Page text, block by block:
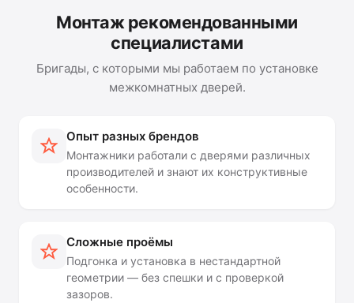
Монтаж рекомендованными
специалистами
Бригады, с которыми мы работаем по установке
межкомнатных дверей.
Опыт разных брендов
Монтажники работали с дверями различных
производителей и знают их конструктивные
особенности.
Сложные проёмы
Подгонка и установка в нестандартной
геометрии — без спешки и с проверкой
зазоров.